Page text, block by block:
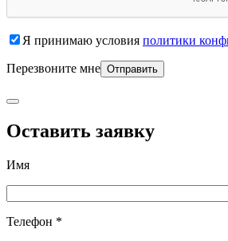
Я принимаю условия политики
Перезвоните мне
Оставить заявку
Имя
Телефон *